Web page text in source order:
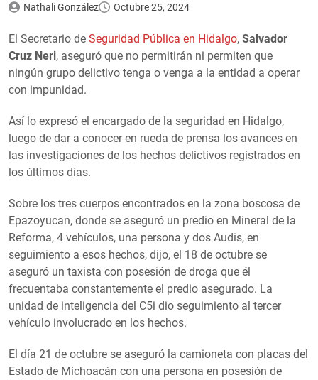
Nathali González Octubre 25, 2024
El Secretario de Seguridad Pública en Hidalgo, Salvador
Cruz Neri, aseguró que no permitirán ni permiten que
ningún grupo delictivo tenga o venga a la entidad a operar
con impunidad.
Así lo expresó el encargado de la seguridad en Hidalgo,
luego de dar a conocer en rueda de prensa los avances en
las investigaciones de los hechos delictivos registrados en
los últimos días.
Sobre los tres cuerpos encontrados en la zona boscosa de
Epazoyucan, donde se aseguró un predio en Mineral de la
Reforma, 4 vehículos, una persona y dos Audis, en
seguimiento a esos hechos, dijo, el 18 de octubre se
aseguró un taxista con posesión de droga que él
frecuentaba constantemente el predio asegurado. La
unidad de inteligencia del C5i dio seguimiento al tercer
vehículo involucrado en los hechos.
El día 21 de octubre se aseguró la camioneta con placas del
Estado de Michoacán con una persona en posesión de